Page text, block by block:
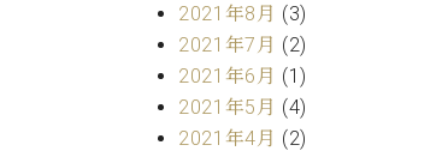
2021年8月 (3)
2021年7月 (2)
2021年6月 (1)
2021年5月 (4)
2021年4月 (2)